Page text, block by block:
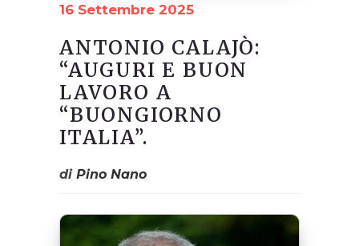
16 Settembre 2025
ANTONIO CALAJÒ:
“AUGURI E BUON
LAVORO A
“BUONGIORNO
ITALIA”.
diPino Nano